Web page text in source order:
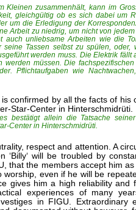
zusammenhält, kann im
gleichgültig ob es sich dabei um
um die Erledigung der
Arbeit zu niedrig, um nicht von
unliebsame Arbeiten wie die
Tassen selbst zu spülen, oder,
werden muss. Die Elektrik fällt
müssen. Die
Pflichtaufgaben wie Nachtwachen,
confirmed by all the facts of his
Star-Center in Hinterschmidrüti.
bestätigt allein die Tatsache
Center in Hinterschmidrüti.
respect and attention. A
will be troubled by
that the members accept him
even if he will be
gives him a high reliability and
experiences of many
in FIGU. Extraordinary